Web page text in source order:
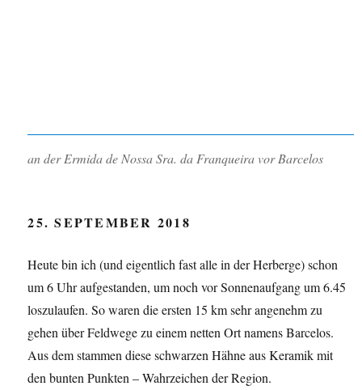
an der Ermida de Nossa Sra. da Franqueira vor Barcelos
25. SEPTEMBER 2018
Heute bin ich (und eigentlich fast alle in der Herberge) schon
um 6 Uhr aufgestanden, um noch vor Sonnenaufgang um 6.45
loszulaufen. So waren die ersten 15 km sehr angenehm zu
gehen über Feldwege zu einem netten Ort namens Barcelos.
Aus dem stammen diese schwarzen Hähne aus Keramik mit
den bunten Punkten – Wahrzeichen der Region.